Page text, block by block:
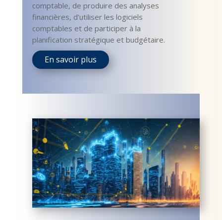
comptable, de produire des analyses
financières, d’utiliser les logiciels
comptables et de participer à la
planification stratégique et budgétaire.
En savoir plus